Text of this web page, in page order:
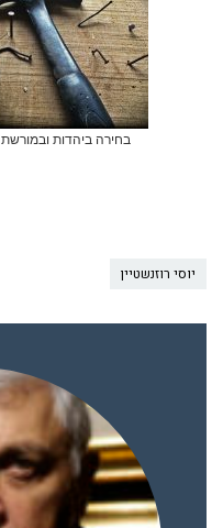
בחירה ביהדות ובמורשת
יוסי רוזנשטיין